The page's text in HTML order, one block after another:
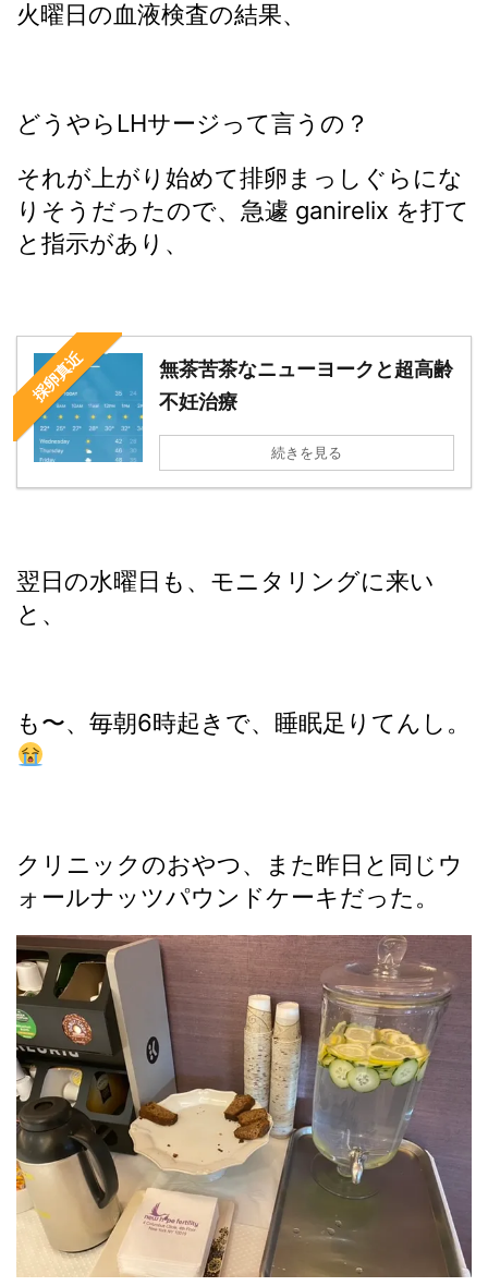
火曜日の血液検査の結果、
どうやらLHサージって言うの？
それが上がり始めて排卵まっしぐらにな
りそうだったので、急遽 ganirelix を打て
と指示があり、
採卵真近
無茶苦茶なニューヨークと超高齢
不妊治療
続きを見る
翌日の水曜日も、モニタリングに来い
と、
も〜、毎朝6時起きで、睡眠足りてんし。
クリニックのおやつ、また昨日と同じウ
ォールナッツパウンドケーキだった。